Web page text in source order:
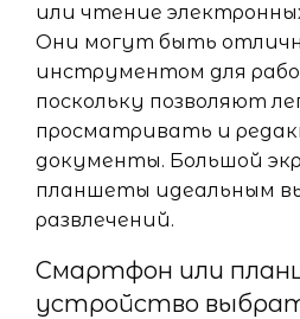
или чтение
Они могут быть
инструментом для
поскольку позволяют
просматривать и
документы. Большой
планшеты идеальным
развлечений.
Смартфон или
устройство